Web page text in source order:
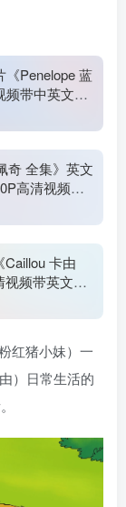
《Penelope 蓝
频带中英文字
奇 全集》英文
高清视频带
百度网盘下
卡由
视频带英文字
红猪小妹）一
）日常生活的